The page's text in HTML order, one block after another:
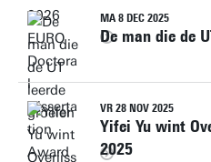
MA 8 DEC 2025
De man die de
VR 28 NOV 2025
Yifei Yu wint
2025